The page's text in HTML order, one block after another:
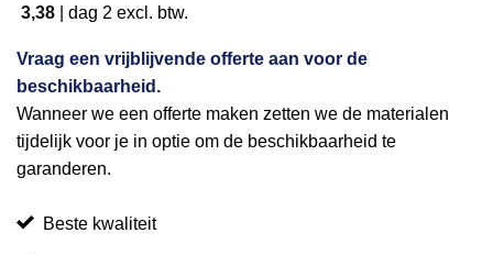
3,38 dag 2 excl. btw.
Vraag een vrijblijvende offerte aan voor de
beschikbaarheid.
Wanneer we een offerte maken zetten we de materialen
tijdelijk voor je in optie om de beschikbaarheid te
garanderen.
Beste kwaliteit